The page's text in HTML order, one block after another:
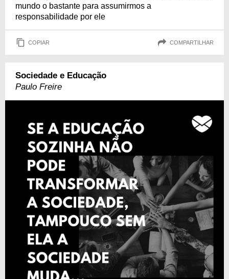
mundo o bastante para assumirmos a
responsabilidade por ele
COPIAR COMPARTILHAR
Sociedade e Educação
Paulo Freire